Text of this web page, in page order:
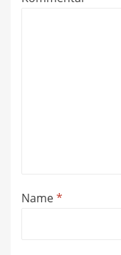
Name*